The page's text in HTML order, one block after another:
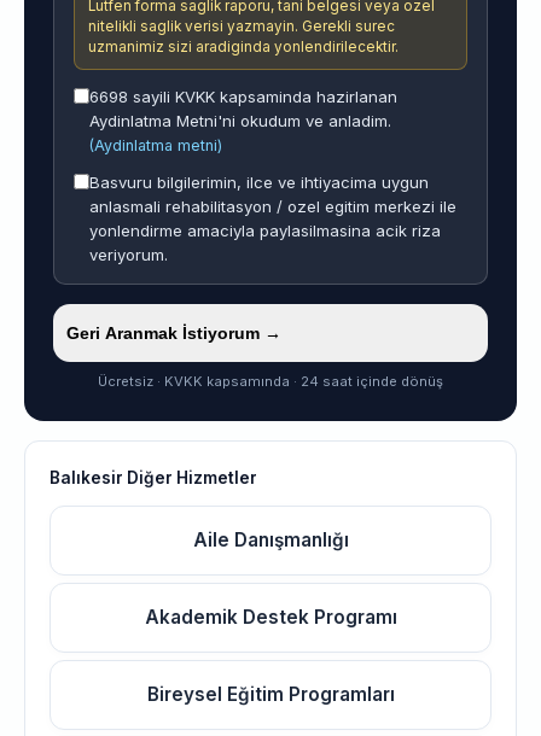
Lutfen forma saglik raporu, tani belgesi veya ozel
nitelikli saglik verisi yazmayin. Gerekli surec
uzmanimiz sizi aradiginda yonlendirilecektir.
6698 sayili KVKK kapsaminda hazirlanan
Aydinlatma Metni'ni okudum ve anladim.
(Aydinlatma metni)
Basvuru bilgilerimin, ilce ve ihtiyacima uygun
anlasmali rehabilitasyon / ozel egitim merkezi ile
yonlendirme amaciyla paylasilmasina acik riza
veriyorum.
Geri Aranmak İstiyorum →
Ücretsiz · KVKK kapsamında · 24 saat içinde dönüş
Balıkesir Diğer Hizmetler
Aile Danışmanlığı
Akademik Destek Programı
Bireysel Eğitim Programları